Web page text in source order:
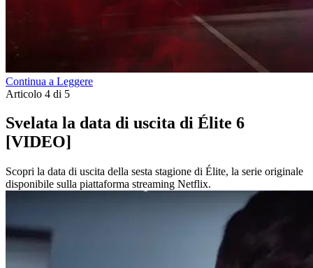
Continua a Leggere
Articolo 4 di 5
Svelata la data di uscita di Élite 6
[VIDEO]
Scopri la data di uscita della sesta stagione di Élite, la serie originale
disponibile sulla piattaforma streaming Netflix.